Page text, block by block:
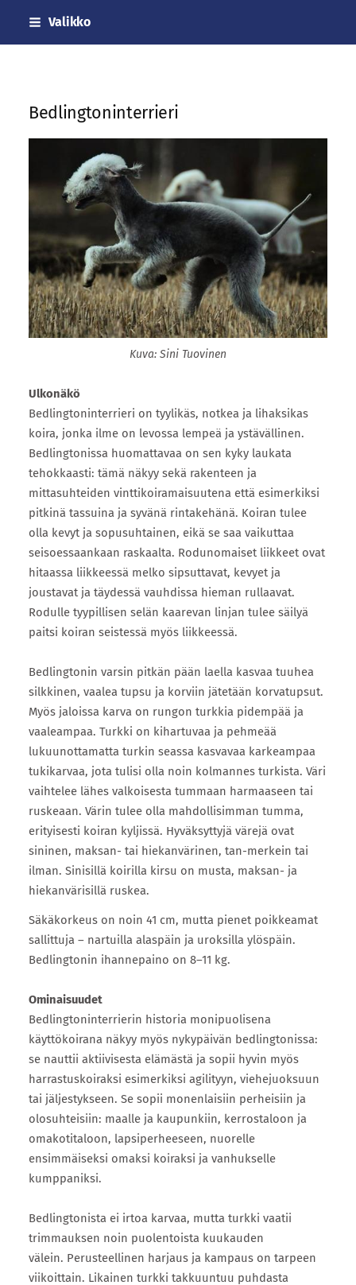
Siirry
Valikko
Bedlingtoninterrieri
Kuva: Sini Tuovinen
​Ulkonäkö
Bedlingtoninterrieri on tyylikäs, notkea ja lihaksikas
koira, jonka ilme on levossa lempeä ja ystävällinen.
Bedlingtonissa huomattavaa on sen kyky laukata
tehokkaasti: tämä näkyy sekä rakenteen ja
mittasuhteiden vinttikoiramaisuutena että esimerkiksi
pitkinä tassuina ja syvänä rintakehänä. Koiran tulee
olla kevyt ja sopusuhtainen, eikä se saa vaikuttaa
seisoessaankaan raskaalta. Rodunomaiset liikkeet ovat
hitaassa liikkeessä melko sipsuttavat, kevyet ja
joustavat ja täydessä vauhdissa hieman rullaavat.
Rodulle tyypillisen selän kaarevan linjan tulee säilyä
paitsi koiran seistessä myös liikkeessä.
Bedlingtonin varsin pitkän pään laella kasvaa tuuhea
silkkinen, vaalea tupsu ja korviin jätetään korvatupsut.
Myös jaloissa karva on rungon turkkia pidempää ja
vaaleampaa. Turkki on kihartuvaa ja pehmeää
lukuunottamatta turkin seassa kasvavaa karkeampaa
tukikarvaa, jota tulisi olla noin kolmannes turkista. Väri
vaihtelee lähes valkoisesta tummaan harmaaseen tai
ruskeaan. Värin tulee olla mahdollisimman tumma,
erityisesti koiran kyljissä. Hyväksyttyjä värejä ovat
sininen, maksan- tai hiekanvärinen, tan-merkein tai
ilman. Sinisillä koirilla kirsu on musta, maksan- ja
hiekanvärisillä ruskea.
Säkäkorkeus on noin 41 cm, mutta pienet poikkeamat
sallittuja – nartuilla alaspäin ja uroksilla ylöspäin.
Bedlingtonin ihannepaino on 8–11 kg.
Ominaisuudet
Bedlingtoninterrierin historia monipuolisena
käyttökoirana näkyy myös nykypäivän bedlingtonissa:
se nauttii aktiivisesta elämästä ja sopii hyvin myös
harrastuskoiraksi esimerkiksi agilityyn, viehejuoksuun
tai jäljestykseen. Se sopii monenlaisiin perheisiin ja
olosuhteisiin: maalle ja kaupunkiin, kerrostaloon ja
omakotitaloon, lapsiperheeseen, nuorelle
ensimmäiseksi omaksi koiraksi ja vanhukselle
kumppaniksi.
​Bedlingtonista ei irtoa karvaa, mutta turkki vaatii
trimmauksen noin puolentoista kuukauden
välein. Perusteellinen harjaus ja kampaus on tarpeen
viikoittain. Likainen turkki takkuuntuu puhdasta